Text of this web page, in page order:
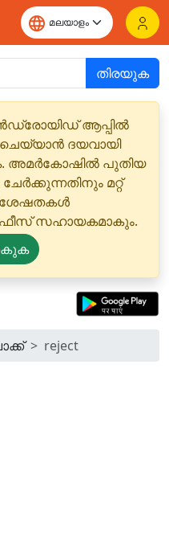
തിരയുക
ആപ്പിൽ
ദയവായി
പുതിയ
മറ്റ്
സഹായകമാകും.
reject